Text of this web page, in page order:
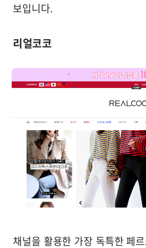
보입니다.
리얼코코
채널을 활용한 가장 독특한 페